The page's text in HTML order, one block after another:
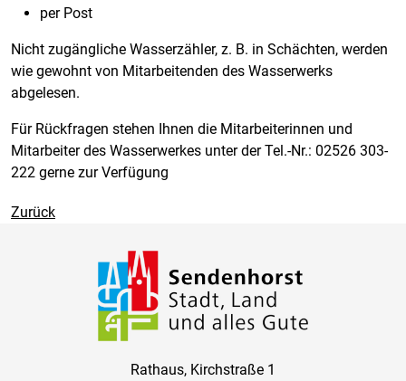
per Post
Nicht zugängliche Wasserzähler, z. B. in Schächten, werden
wie gewohnt von Mitarbeitenden des Wasserwerks
abgelesen.
Für Rückfragen stehen Ihnen die Mitarbeiterinnen und
Mitarbeiter des Wasserwerkes unter der Tel.-Nr.: 02526 303-
222 gerne zur Verfügung
Zurück
Rathaus, Kirchstraße 1